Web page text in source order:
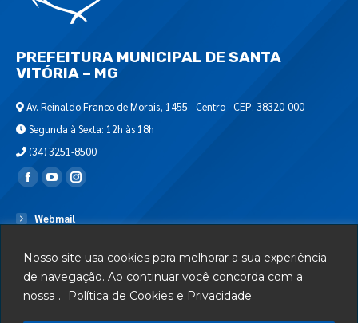
Nosso site usa cookies para melhorar a sua experiência
de navegação. Ao continuar você concorda com a
nossa .
Política de Cookies e Privacidade
PREFEITURA MUNICIPAL DE SANTA
VITÓRIA – MG
Av. Reinaldo Franco de Morais, 1455 - Centro - CEP: 38320-000
Segunda à Sexta: 12h às 18h
(34) 3251-8500
Encontre-nos em:
Webmail
Serviços
Telefones Úteis